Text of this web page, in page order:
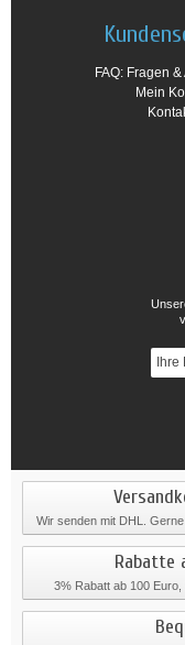
FAQ: Fragen
Mein
Wir senden mit DHL.
Rabatte
3% Rabatt ab 100